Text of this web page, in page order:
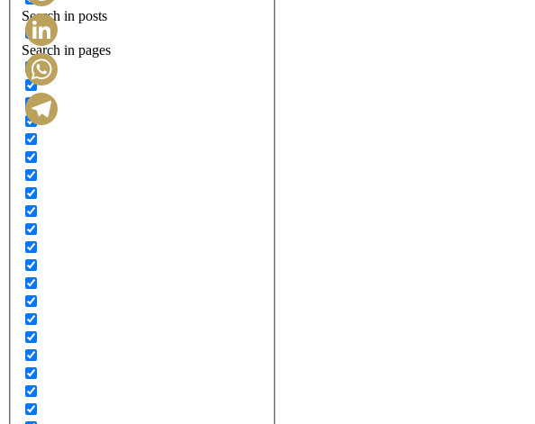
Search in posts
Search in pages
Pinterest
LinkedIn
WhatsApp
Telegram